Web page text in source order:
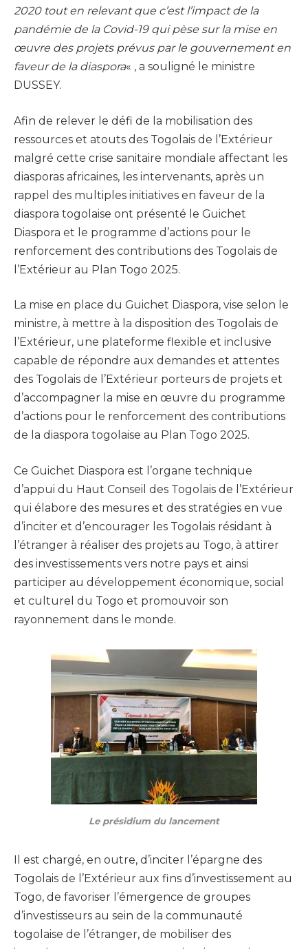
2020 tout en relevant que c’est l’impact de la
pandémie de la Covid-19 qui pèse sur la mise en
œuvre des projets prévus par le gouvernement en
faveur de la diaspora« , a souligné le ministre
DUSSEY.
Afin de relever le défi de la mobilisation des
ressources et atouts des Togolais de l’Extérieur
malgré cette crise sanitaire mondiale affectant les
diasporas africaines, les intervenants, après un
rappel des multiples initiatives en faveur de la
diaspora togolaise ont présenté le Guichet
Diaspora et le programme d’actions pour le
renforcement des contributions des Togolais de
l’Extérieur au Plan Togo 2025.
La mise en place du Guichet Diaspora, vise selon le
ministre, à mettre à la disposition des Togolais de
l’Extérieur, une plateforme flexible et inclusive
capable de répondre aux demandes et attentes
des Togolais de l’Extérieur porteurs de projets et
d’accompagner la mise en œuvre du programme
d’actions pour le renforcement des contributions
de la diaspora togolaise au Plan Togo 2025.
Ce Guichet Diaspora est l’organe technique
d’appui du Haut Conseil des Togolais de l’Extérieur
qui élabore des mesures et des stratégies en vue
d’inciter et d’encourager les Togolais résidant à
l’étranger à réaliser des projets au Togo, à attirer
des investissements vers notre pays et ainsi
participer au développement économique, social
et culturel du Togo et promouvoir son
rayonnement dans le monde.
Le présidium du lancement
Il est chargé, en outre, d’inciter l’épargne des
Togolais de l’Extérieur aux fins d’investissement au
Togo, de favoriser l’émergence de groupes
d’investisseurs au sein de la communauté
togolaise de l’étranger, de mobiliser des